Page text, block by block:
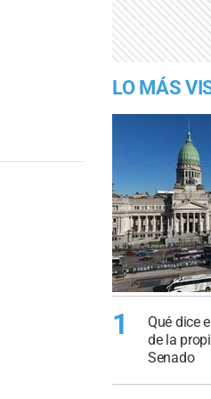
LO MÁS
1
Qué dice
de la
Senado